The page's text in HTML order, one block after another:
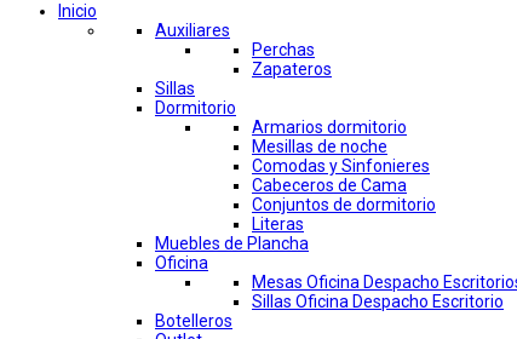
Inicio
Auxiliares
Perchas
Zapateros
Sillas
Dormitorio
Armarios dormitorio
Mesillas de noche
Comodas y Sinfonieres
Cabeceros de Cama
Conjuntos de dormitorio
Literas
Muebles de Plancha
Oficina
Mesas Oficina Despacho
Sillas Oficina Despacho Escritorio
Botelleros